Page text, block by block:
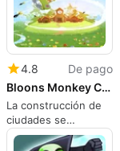
4.8
De pago
Bloons Monkey City
La construcción de
ciudades se
encuentra con la